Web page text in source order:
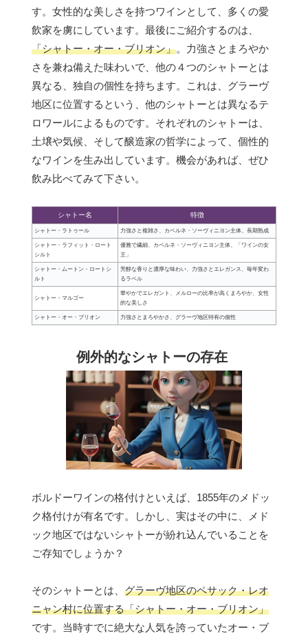
す。女性的な美しさを持つワインとして、多くの愛
飲家を虜にしています。最後にご紹介するのは、
「シャトー・オー・ブリオン」。力強さとまろやか
さを兼ね備えた味わいで、他の４つのシャトーとは
異なる、独自の個性を持ちます。これは、グラーヴ
地区に位置するという、他のシャトーとは異なるテ
ロワールによるものです。それぞれのシャトーは、
土壌や気候、そして醸造家の哲学によって、個性的
なワインを生み出しています。機会があれば、ぜひ
飲み比べてみて下さい。
シャトー名 特徴
シャトー・ラトゥール 力強さと複雑さ、カベルネ・ソーヴィニヨン主体、長期熟成
シャトー・ラフィット・ロート
シルト
優雅で繊細、カベルネ・ソーヴィニヨン主体、「ワインの女
王」
シャトー・ムートン・ロートシ
ルト
芳醇な香りと濃厚な味わい、力強さとエレガンス、毎年変わ
るラベル
シャトー・マルゴー
華やかでエレガント、メルローの比率が高くまろやか、女性
的な美しさ
シャトー・オー・ブリオン 力強さとまろやかさ、グラーヴ地区特有の個性
例外的なシャトーの存在
ボルドーワインの格付けといえば、1855年のメドッ
ク格付けが有名です。しかし、実はその中に、メド
ック地区ではないシャトーが紛れ込んでいることを
ご存知でしょうか？
そのシャトーとは、 グラーヴ地区のペサック・レオ
ニャン村に位置する「シャトー・オー・ブリオン」
です。当時すでに絶大な人気を誇っていたオー・ブ